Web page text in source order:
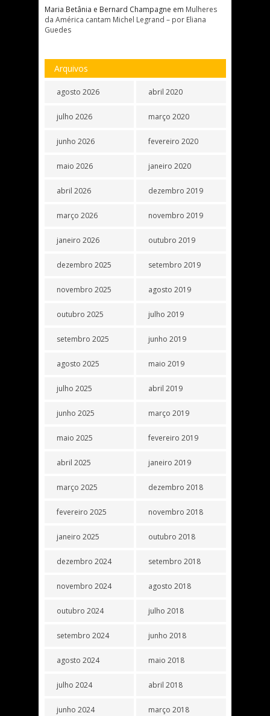
Maria Betânia e Bernard Champagne em Mulheres
da América cantam Michel Legrand – por Eliana
Guedes
Arquivos
agosto 2026
julho 2026
junho 2026
maio 2026
abril 2026
março 2026
janeiro 2026
dezembro 2025
novembro 2025
outubro 2025
setembro 2025
agosto 2025
julho 2025
junho 2025
maio 2025
abril 2025
março 2025
fevereiro 2025
janeiro 2025
dezembro 2024
novembro 2024
outubro 2024
setembro 2024
agosto 2024
julho 2024
junho 2024
abril 2020
março 2020
fevereiro 2020
janeiro 2020
dezembro 2019
novembro 2019
outubro 2019
setembro 2019
agosto 2019
julho 2019
junho 2019
maio 2019
abril 2019
março 2019
fevereiro 2019
janeiro 2019
dezembro 2018
novembro 2018
outubro 2018
setembro 2018
agosto 2018
julho 2018
junho 2018
maio 2018
abril 2018
março 2018